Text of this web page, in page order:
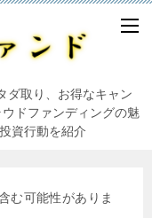
ダ取り、お得なキャン
ドファンディングの魅
資行動を紹介
む可能性がありま